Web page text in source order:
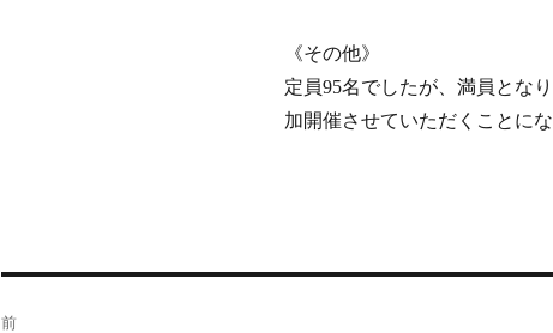
《その他》
定員95名でしたが、満員とな
加開催させていただくことにな
前